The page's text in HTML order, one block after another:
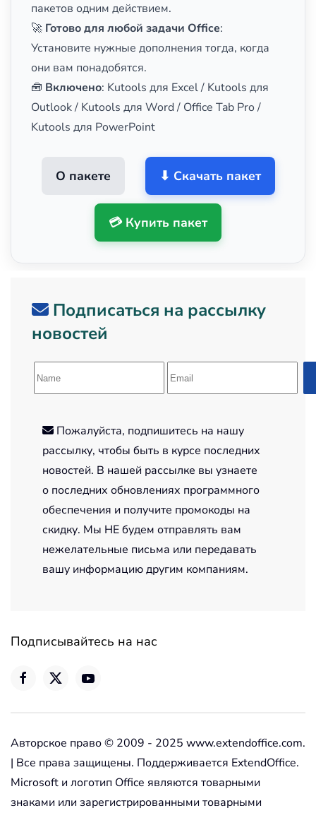
пакетов одним действием.
🚀 Готово для любой задачи Office:
Установите нужные дополнения тогда, когда
они вам понадобятся.
🧰 Включено: Kutools для Excel / Kutools для
Outlook / Kutools для Word / Office Tab Pro /
Kutools для PowerPoint
О пакете ⬇ Скачать пакет
💳 Купить пакет
Подписаться на рассылку
новостей
Пожалуйста, подпишитесь на нашу
рассылку, чтобы быть в курсе последних
новостей. В нашей рассылке вы узнаете
о последних обновлениях программного
обеспечения и получите промокоды на
скидку. Мы НЕ будем отправлять вам
нежелательные письма или передавать
вашу информацию другим компаниям.
Подписывайтесь на нас
Авторское право © 2009 - 2025 www.extendoffice.com.
| Все права защищены. Поддерживается ExtendOffice.
Microsoft и логотип Office являются товарными
знаками или зарегистрированными товарными